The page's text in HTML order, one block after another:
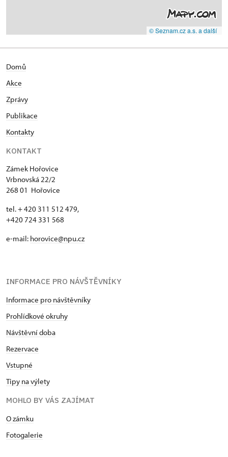
© Seznam.cz a.s. a další
Domů
Akce
Zprávy
Publikace
Kontakty
KONTAKT
Zámek Hořovice
Vrbnovská 22/2
268 01 Hořovice
tel. + 420 311 512 479,
+420 724 331 568
e-mail: horovice@npu.cz
INFORMACE PRO NÁVŠTĚVNÍKY
Informace pro návštěvníky
Prohlídkové okruhy
Návštěvní doba
Rezervace
Vstupné
Tipy na výlety
MOHLO BY VÁS ZAJÍMAT
O zámku
Fotogalerie